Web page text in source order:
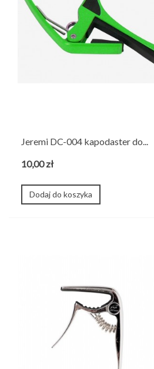
Jeremi DC-004 kapodaster do...
10,00 zł
Dodaj do koszyka